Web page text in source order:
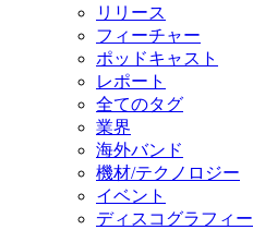
リリース
フィーチャー
ポッドキャスト
レポート
全てのタグ
業界
海外バンド
機材/テクノロジー
イベント
ディスコグラフィー